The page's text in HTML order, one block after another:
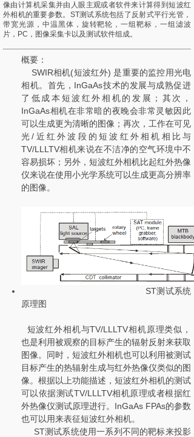
像由计算机采集并由人眼主观或者软件来计算得到短波红
外相机的重要参数。ST测试系统包括了反射式平行光管，
带宽光源，中温黑体，旋转靶轮，一组靶标，一组滤波
片，PC，图像采集卡以及测试软件组成。
概要：
SWIR相机(短波红外) 是重要的监控用光电
相机。首先，InGaAs技术的发展与成熟促进
了低成本短波红外相机的发展；其次，
InGaAs相机在非常暗的夜晚会非常灵敏因此
可以生成更为清晰的图像；再次，工作在可见
光/近红外波段的短波红外相机相比与
TV/LLLTV相机来说在不洁净的空气环境中不
容易损坏；另外，短波红外相机比起红外热像
仪来说在使用小光学系统可以生成更高分辨率
的图像。
ST测试系统
原理图
短波红外相机与TV/LLLTV相机原理类似，
也是利用被观察的目标产生的辐射反射来获取
图像。同时，短波红外相机也可以利用被测试
目标产生的热辐射生成与红外热像仪类似的图
像。根据以上功能描述，短波红外相机的测试
可以依据测试TV/LLLTV相机原理或者根据红
外热像仪测试原理进行。InGaAs FPAs的参数
也可以用来表征短波红外相机。
ST测试系统使用一系列不同的靶标来投影